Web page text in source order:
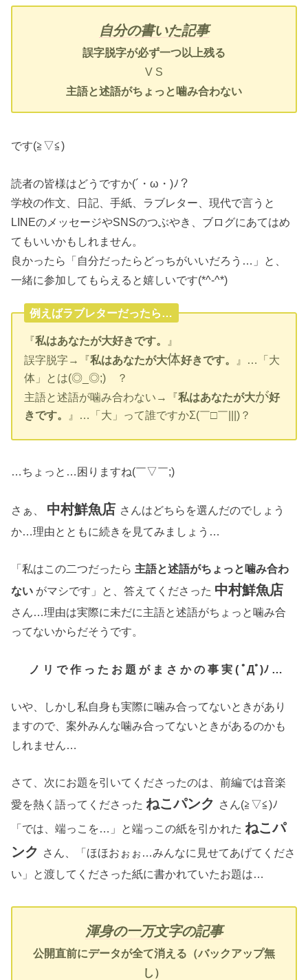
自分の書いた記事
誤字脱字が必ず一つ以上残る
V S
主語と述語がちょっと噛み合わない
です(≧▽≦)
読者の皆様はどうですか(´・ω・)ﾉ？
学校の作文、日記、手紙、ラブレター、現代で言うと
LINEのメッセージやSNSのつぶやき、ブログにあてはめ
てもいいかもしれません。
良かったら「自分だったらどっちがいいだろう…」と、
一緒に参加してもらえると嬉しいです(*^-^*)
例えばラブレターだったら…
『私はあなたが大好きです。
』
誤字脱字→『私はあなたが大体好きです。
』…「大
体」とは(◎_◎;)ゞ？
主語と述語が噛み合わない→『私はあなたが大が好
きです。
』…「大」って誰ですかΣ(￣□￣|||)？
…ちょっと…困りますね(￣▽￣;)ゞ
さぁ、 中村鮮魚店 さんはどちらを選んだのでしょう
か…理由とともに続きを見てみましょう…
「私はこの二つだったら 主語と述語がちょっと噛み合わ
ない がマシです」と、答えてくださった 中村鮮魚店
さん…理由は実際に未だに主語と述語がちょっと噛み合
ってないからだそうです。
ノ リ で 作 っ た お 題 が ま さ か の 事 実 ( ﾟДﾟ)ﾉ …
いや、しかし私自身も実際に噛み合ってないときがあり
ますので、案外みんな噛み合ってないときがあるのかも
しれません…
さて、次にお題を引いてくださったのは、前編では音楽
愛を熱く語ってくださった ねこパンク さん(≧▽≦)ﾉ
「では、端っこを…」と端っこの紙を引かれた ねこパ
ンク さん、「ほほおぉぉ…みんなに見せてあげてくださ
い」と渡してくださった紙に書かれていたお題は…
渾身の一万文字の記事
公開直前にデータが全て消える（バックアップ無
し）